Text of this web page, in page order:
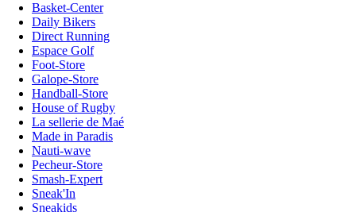
Basket-Center
Daily Bikers
Direct Running
Espace Golf
Foot-Store
Galope-Store
Handball-Store
House of Rugby
La sellerie de Maé
Made in Paradis
Nauti-wave
Pecheur-Store
Smash-Expert
Sneak'In
Sneakids